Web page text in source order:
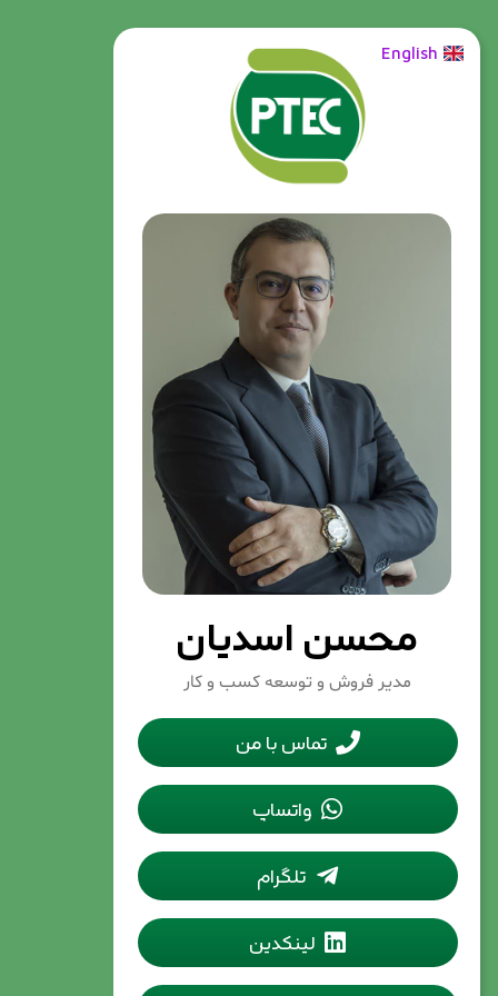
English
محسن اسدیان
مدیر فروش و توسعه کسب و کار
تماس با من
واتساپ
تلگرام
لینکدین